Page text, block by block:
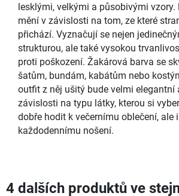
lesklými, velkými a působivými
mění v závislosti na tom, ze které
přichází. Vyznačují se nejen
strukturou, ale také vysokou
proti poškození. Žakárová barva se
šatům, bundám, kabátům nebo
outfit z něj ušitý bude velmi elegantní
závislosti na typu látky, kterou si
dobře hodit k večernímu oblečení, ale
každodennímu nošení.
4 dalších produktů ve